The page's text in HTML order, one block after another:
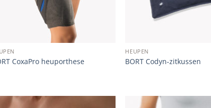
CoxaPro heuporthese
HEUPEN
BORT Codyn-zitkussen